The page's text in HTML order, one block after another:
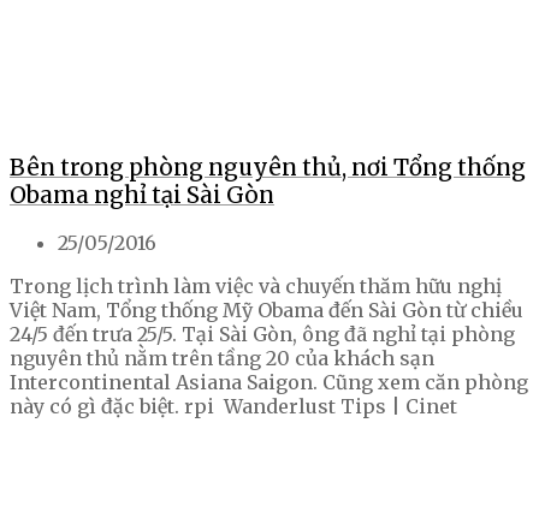
Bên trong phòng nguyên thủ, nơi Tổng thống
Obama nghỉ tại Sài Gòn
25/05/2016
Trong lịch trình làm việc và chuyến thăm hữu nghị
Việt Nam, Tổng thống Mỹ Obama đến Sài Gòn từ chiều
24/5 đến trưa 25/5. Tại Sài Gòn, ông đã nghỉ tại phòng
nguyên thủ nằm trên tầng 20 của khách sạn
Intercontinental Asiana Saigon. Cũng xem căn phòng
này có gì đặc biệt. rpi Wanderlust Tips | Cinet